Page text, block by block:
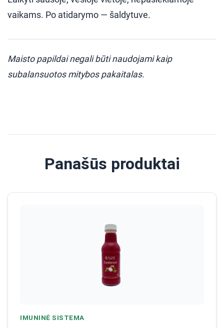
vaikams. Po atidarymo — šaldytuve.
Maisto papildai negali būti naudojami kaip
subalansuotos mitybos pakaitalas.
Panašūs produktai
IMUNINĖ SISTEMA